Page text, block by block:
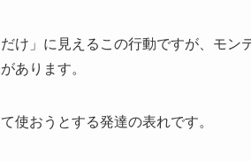
け」に見えるこの行動ですが、モン
あります。
使おうとする発達の表れです。